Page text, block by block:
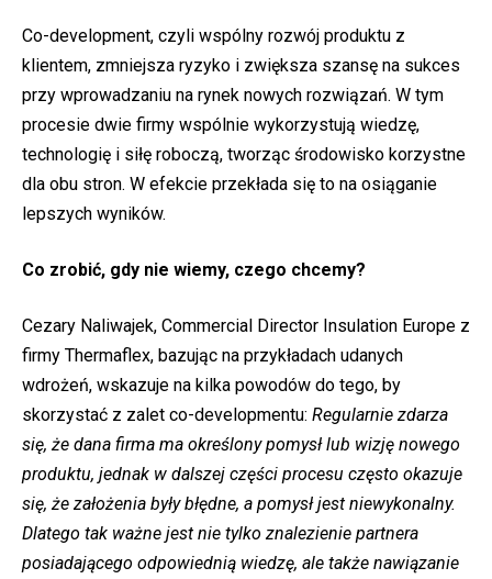
Co-development, czyli wspólny rozwój produktu z
klientem, zmniejsza ryzyko i zwiększa szansę na sukces
przy wprowadzaniu na rynek nowych rozwiązań. W tym
procesie dwie firmy wspólnie wykorzystują wiedzę,
technologię i siłę roboczą, tworząc środowisko korzystne
dla obu stron. W efekcie przekłada się to na osiąganie
lepszych wyników.
Co zrobić, gdy nie wiemy, czego chcemy?
Cezary Naliwajek, Commercial Director Insulation Europe z
firmy Thermaflex, bazując na przykładach udanych
wdrożeń, wskazuje na kilka powodów do tego, by
skorzystać z zalet co-developmentu: Regularnie zdarza
się, że dana firma ma określony pomysł lub wizję nowego
produktu, jednak w dalszej części procesu często okazuje
się, że założenia były błędne, a pomysł jest niewykonalny.
Dlatego tak ważne jest nie tylko znalezienie partnera
posiadającego odpowiednią wiedzę, ale także nawiązanie